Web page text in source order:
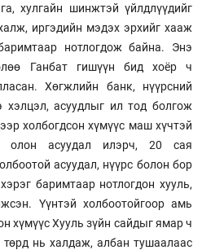
хулгайн шинжтэй үйлдлүүдийг
иргэдийн мэдэх эрхийг хааж
нотлогдож байна. Энэ
Ганбат гишүүн бид хоёр ч
Хөгжлийн банк, нүүрсний
хэлцэл, асуудлыг ил тод болгож
холбогдсон хүмүүс маш хүчтэй
олон асуудал илэрч, 20 сая
асуудал, нүүрс болон бор
баримтаар нотлогдон хууль,
Үүнтэй холбоотойгоор амь
хүмүүс Хууль зүйн сайдыг ямар ч
төрд нь халдаж, албан тушаалаас